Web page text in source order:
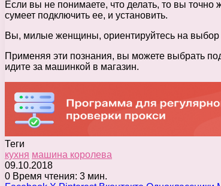
Если вы не понимаете, что делать, то вы
сумеет подключить ее, и установить.
Вы, милые женщины, ориентируйтесь на выбор
Применяя эти познания, вы можете выбрать
идите за машинкой в магазин.
Теги
кухня машина королева
09.10.2018
0 Время чтения: 3 мин.